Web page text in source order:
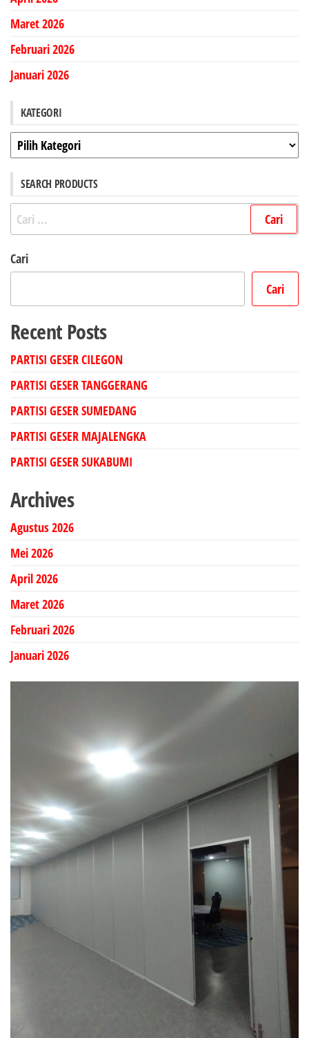
Maret 2026
Februari 2026
Januari 2026
KATEGORI
Kategori
SEARCH PRODUCTS
Cari
untuk:
Cari
Cari
Recent Posts
PARTISI GESER CILEGON
PARTISI GESER TANGGERANG
PARTISI GESER SUMEDANG
PARTISI GESER MAJALENGKA
PARTISI GESER SUKABUMI
Archives
Agustus 2026
Mei 2026
April 2026
Maret 2026
Februari 2026
Januari 2026